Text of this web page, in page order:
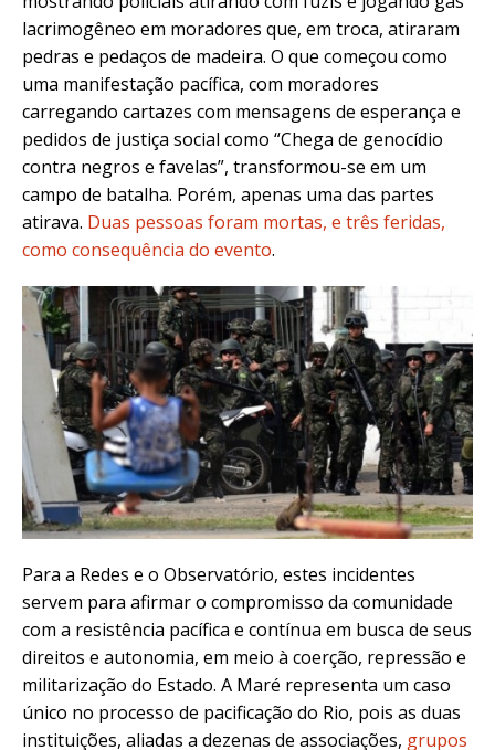
lacrimogêneo em moradores que, em troca, atiraram
pedras e pedaços de madeira. O que começou como
uma manifestação pacífica, com moradores
carregando cartazes com mensagens de esperança e
pedidos de justiça social como “Chega de genocídio
contra negros e favelas”, transformou-se em um
campo de batalha. Porém, apenas uma das partes
atirava. Duas pessoas foram mortas, e três feridas,
como consequência do evento.
Para a Redes e o Observatório, estes incidentes
servem para afirmar o compromisso da comunidade
com a resistência pacífica e contínua em busca de seus
direitos e autonomia, em meio à coerção, repressão e
militarização do Estado. A Maré representa um caso
único no processo de pacificação do Rio, pois as duas
instituições, aliadas a dezenas de associações, grupos